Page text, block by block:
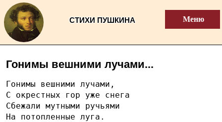
СТИХИ ПУШКИНА Меню
Гонимы вешними лучами...
Гонимы вешними лучами,
С окрестных гор уже снега
Сбежали мутными ручьями
На потопленные луга.